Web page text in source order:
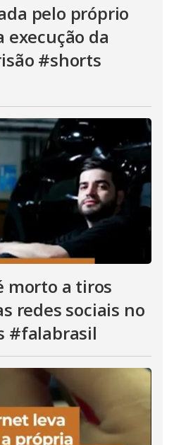
pelo próprio
execução da
#shorts
morto a tiros
redes sociais no
#falabrasil